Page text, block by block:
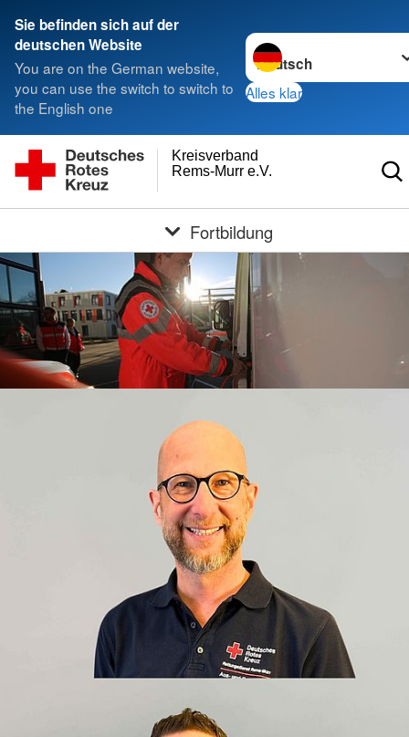
Sie befinden sich auf der
deutschen Website
You are on the German website,
you can use the switch to switch to
the English one
Sprache wechseln zu
Alles klar
Rems-Murr e.V.
Kreisverband
Fortbildung